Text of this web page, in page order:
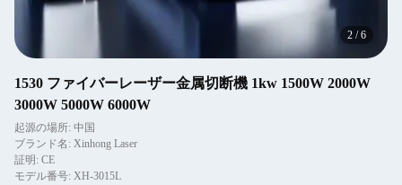
2 /6
1530 ファイバーレーザー金属切断機 1kw 1500W 2000W
3000W 5000W 6000W
起源の場所: 中国
ブランド名: Xinhong Laser
証明: CE
モデル番号: XH-3015L